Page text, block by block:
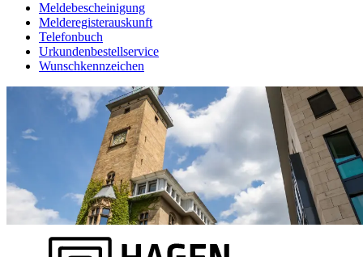
Meldebescheinigung
Melderegisterauskunft
Telefonbuch
Urkundenbestellservice
Wunschkennzeichen